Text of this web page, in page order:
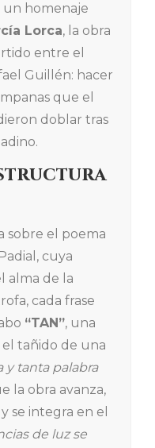
un homenaje
Lorca, la obra
entre el
Guillén: hacer
que el
doblar tras
sobre el poema
cuya
alma de la
cada frase
“TAN”, una
tañido de una
y tanta palabra
la obra avanza,
se integra en el
de luz se